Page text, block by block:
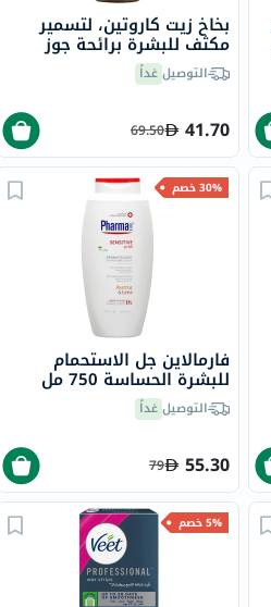
بخاخ زيت كاروتين، لتسمير
مكثف للبشرة برائحة جوز
الهند، 200 مل
التوصيلغداً
41.70
69.50
30% خصم
فارمالاين جل الاستحمام
للبشرة الحساسة 750 مل
التوصيلغداً
55.30
79
5% خصم